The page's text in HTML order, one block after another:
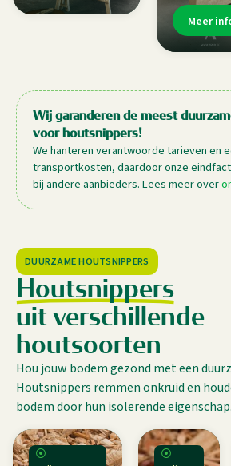
Meer
Wij garanderen de meest
voor houtsnippers!
We hanteren verantwoorde tarieven en
transportkosten, daardoor onze
bij andere aanbieders. Lees meer over
DUURZAME HOUTSNIPPERS
Houtsnippers
uit verschillende
houtsoorten
Hou jouw bodem gezond met een
Houtsnippers remmen onkruid en
bodem door hun isolerende eigenschap.
⦿ ⦿